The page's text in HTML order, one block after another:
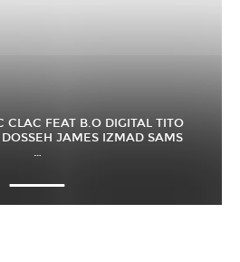
CLAC FEAT B.O DIGITAL TITO
JAMES IZMAD SAMS
…